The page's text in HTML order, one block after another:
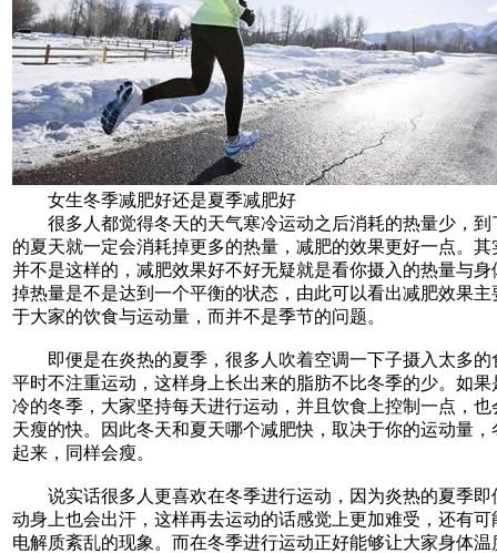
女生冬季减肥好还是夏季减肥好
很多人都觉得冬天的天气寒冷运动之后消耗的热量少，到
的夏天就一定会消耗掉更多的热量，减肥的效果更好一点。其
并不是这样的，减肥效果好不好无疑就是看你摄入的热量与身
掉热量是不是达到一个平衡的状态，由此可以看出减肥效果主
于大家的饮食与运动量，而并不是季节的问题。
即便是在炎热的夏季，很多人吹着空调一下子摄入太多的
平时不注重运动，这样身上长出来的脂肪不比冬季的少。如果
冷的冬季，大家坚持每天进行运动，并且饮食上控制一点，也
天瘦的快。因此冬天和夏天哪个减肥快，取决于你的运动量，
起来，同样会瘦。
说实话很多人更喜欢在冬季进行运动，因为炎热的夏季即
动身上也会出汗，这样再去运动的话感觉上更加难受，还有可
电解质紊乱的现象。而在冬季进行运动正好能够让大家身体温